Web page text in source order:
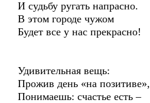
И судьбу ругать напрасно.
В этом городе чужом
Будет все у нас прекрасно!
Удивительная вещь:
Прожив день «на позитиве»,
Понимаешь: счастье есть –